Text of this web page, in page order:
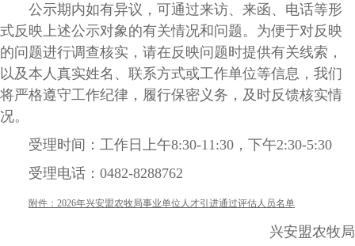
公示期内如有异议，可通过来访、来函、电话等形
式反映上述公示对象的有关情况和问题。为便于对反映
的问题进行调查核实，请在反映问题时提供有关线索，
以及本人真实姓名、联系方式或工作单位等信息，我们
将严格遵守工作纪律，履行保密义务，及时反馈核实情
况。
受理时间：工作日上午8:30-11:30，下午2:30-5:30
受理电话：0482-8288762
附件：2026年兴安盟农牧局事业单位人才引进通过评估人员名单
兴安盟农牧局